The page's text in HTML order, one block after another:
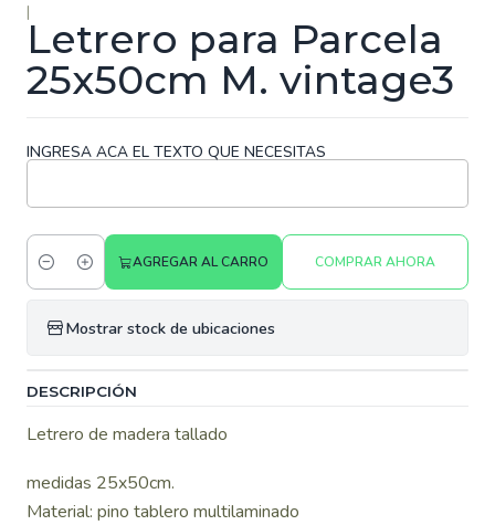
|
Letrero para Parcela
25x50cm M. vintage3
INGRESA ACA EL TEXTO QUE NECESITAS
Cantidad
AGREGAR AL CARRO COMPRAR AHORA
Mostrar stock de ubicaciones
DESCRIPCIÓN
Letrero de madera tallado
medidas 25x50cm.
Material: pino tablero multilaminado